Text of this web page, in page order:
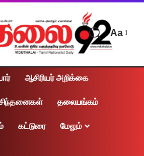
Aa
ஆசிரியர் அறிக்கை
தலையங்கம்
கட்டுரை மேலும்